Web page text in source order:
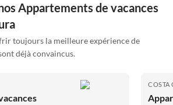
Appartements de vacances
toujours la meilleure expérience de
déjà convaincus.
COSTA